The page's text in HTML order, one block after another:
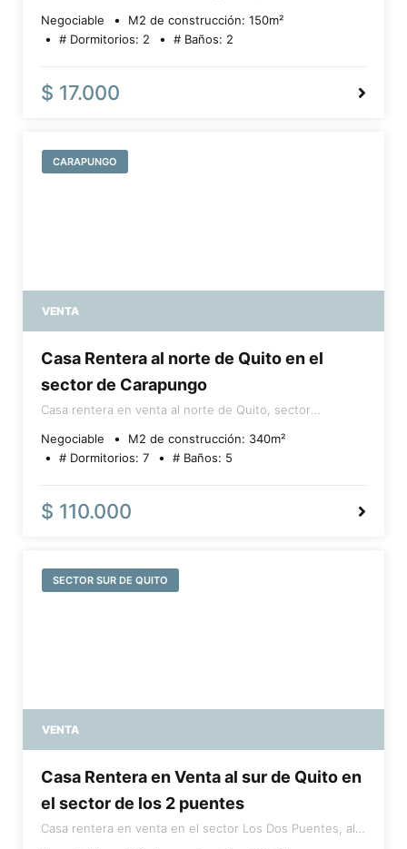
Metro y el C.C. El Recreo. La propiedad cuenta con
289,70 m² de terreno y 140,39 m² de construcción,
distribuidos en 2 dormitorios, 2 baños, sala, comedor y
cocina. Además, dispone de una suite independiente
con baño, bodega, área de lavandería, patio frontal y
Negociable M2 de construcción: 150m²
# Dormitorios: 2 # Baños: 2
$ 17.000
CARAPUNGO
VENTA
Casa Rentera al norte de Quito en el
sector de Carapungo
Casa rentera en venta al norte de Quito, sector
con 336 m² de construcción distribuidos en 3 pisos: en
la planta baja tiene un departamento de 2 dormitorios,
un local comercial con frente a la calle y 1 parqueadero;
el segundo piso dispone de un departamento de 3
dormitorios; y el tercer piso una suite con área de lavado
Negociable M2 de construcción: 340m²
# Dormitorios: 7 # Baños: 5
$ 110.000
SECTOR SUR DE QUITO
VENTA
Casa Rentera en Venta al sur de Quito en
el sector de los 2 puentes
Casa rentera en venta en el sector Los Dos Puentes, al